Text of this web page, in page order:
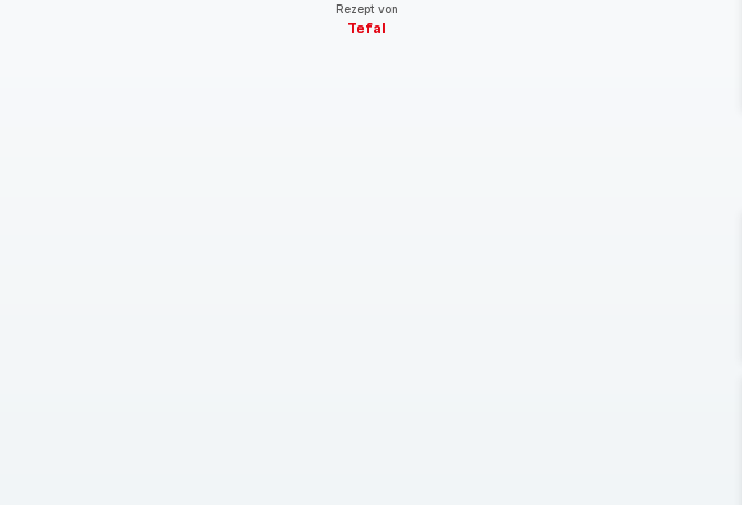
Rezept von
Tefal